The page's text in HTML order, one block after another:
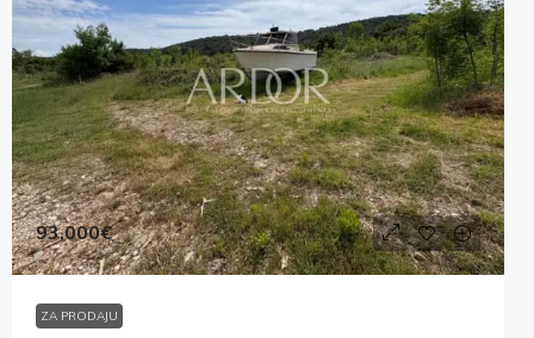
93,000€
ZA PRODAJU